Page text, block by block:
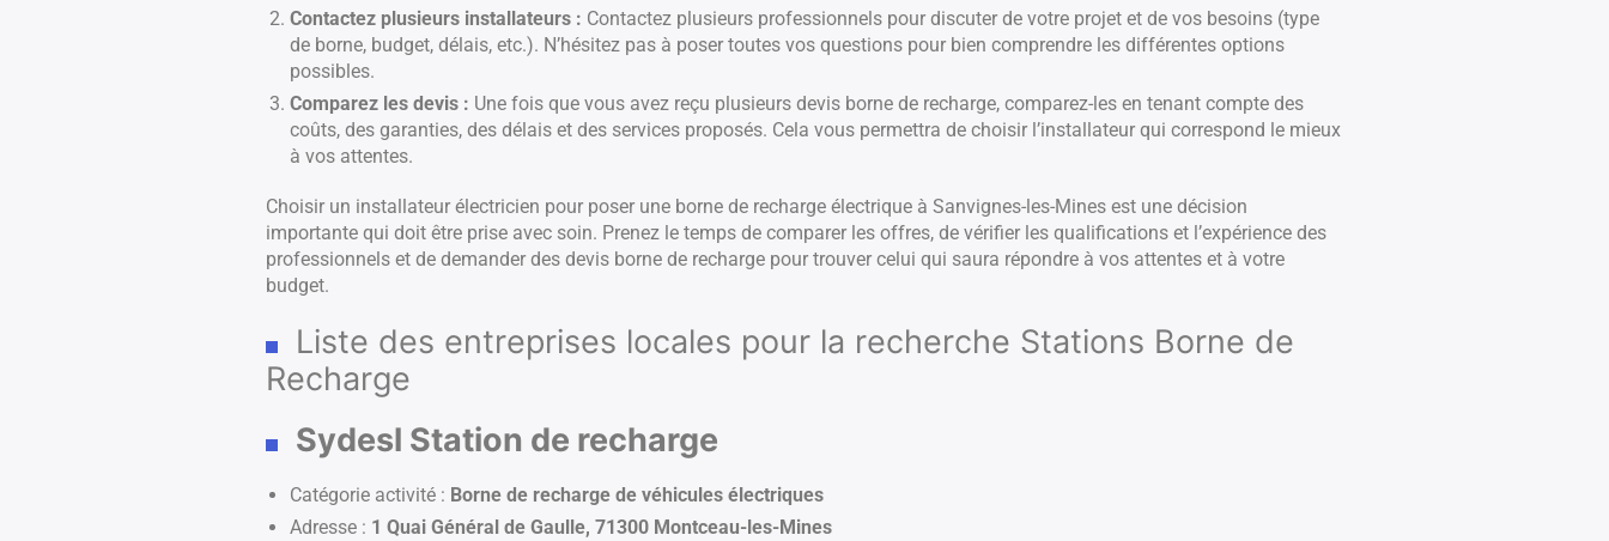
Contactez plusieurs installateurs : Contactez plusieurs professionnels pour discuter de votre projet et de vos besoins (type
de borne, budget, délais, etc.). N’hésitez pas à poser toutes vos questions pour bien comprendre les différentes options
possibles.
Comparez les devis : Une fois que vous avez reçu plusieurs devis borne de recharge, comparez-les en tenant compte des
coûts, des garanties, des délais et des services proposés. Cela vous permettra de choisir l’installateur qui correspond le mieux
à vos attentes.
Choisir un installateur électricien pour poser une borne de recharge électrique à Sanvignes-les-Mines est une décision
importante qui doit être prise avec soin. Prenez le temps de comparer les offres, de vérifier les qualifications et l’expérience des
professionnels et de demander des devis borne de recharge pour trouver celui qui saura répondre à vos attentes et à votre
budget.
Liste des entreprises locales pour la recherche Stations Borne de
Recharge
Sydesl Station de recharge
Catégorie activité : Borne de recharge de véhicules électriques
Adresse : 1 Quai Général de Gaulle, 71300 Montceau-les-Mines